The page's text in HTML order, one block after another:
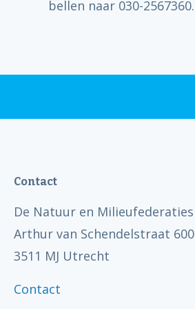
bellen naar 030-2567360.
Contact
De Natuur en Milieufederaties
Arthur van Schendelstraat 600
3511 MJ Utrecht
Contact